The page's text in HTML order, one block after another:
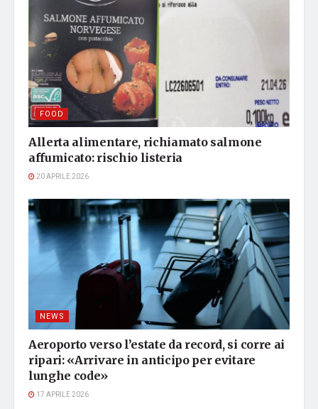
FOOD
Allerta alimentare, richiamato salmone
affumicato: rischio listeria
20 APRILE 2026
NEWS
Aeroporto verso l’estate da record, si corre ai
ripari: «Arrivare in anticipo per evitare
lunghe code»
17 APRILE 2026